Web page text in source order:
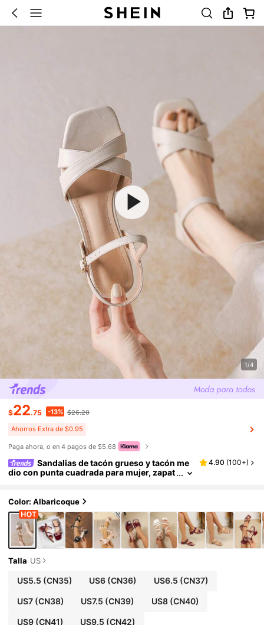
1/4
$22.75 -13% $26.20
Ahorros Extra de $0.95
Paga ahora, o en 4 pagos de $5.68
Sandalias de tacón grueso y tacón me
dio con punta cuadrada para mujer, zapat
ara ir al trabajo y para usar en primavera y ver
ano
4.90 (100+)
Color: Albaricoque
Talla US
US5.5 (CN35) US6 (CN36) US6.5 (CN37)
US7(CN38) US7.5 (CN39) US8(CN40)
US9(CN41) US9.5 (CN42)